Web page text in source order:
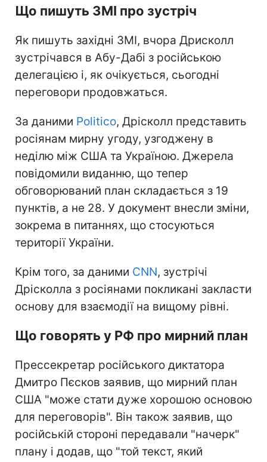
Що пишуть ЗМІ про зустріч
Як пишуть західні ЗМІ, вчора Дрисколл
зустрічався в Абу-Дабі з російською
делегацією і, як очікується, сьогодні
переговори продовжаться.
За даними Politico, Дрісколл представить
росіянам мирну угоду, узгоджену в
неділю між США та Україною. Джерела
повідомили виданню, що тепер
обговорюваний план складається з 19
пунктів, а не 28. У документ внесли зміни,
зокрема в питаннях, що стосуються
території України.
Крім того, за даними CNN, зустрічі
Дрісколла з росіянами покликані закласти
основу для взаємодії на вищому рівні.
Що говорять у РФ про мирний план
Прессекретар російського диктатора
Дмитро Пєсков заявив, що мирний план
США "може стати дуже хорошою основою
для переговорів". Він також заявив, що
російській стороні передавали "начерк"
плану і додав, що "той текст, який